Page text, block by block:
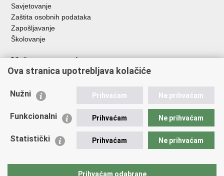
Savjetovanje
Zaštita osobnih podataka
Zapošljavanje
Školovanje
Važne poveznice
Ministarstvo unutarnjih poslova
Udruge
Policijska akademija
Zaklada policijske solidarnosti
Vučetić"
Ova stranica upotrebljava kolačiće
Nužni Prihvaćam Ne prihvaćam
Funkcionalni Prihvaćam Ne prihvaćam
Statistički Prihvaćam Ne prihvaćam
Prihvaćam odabrane